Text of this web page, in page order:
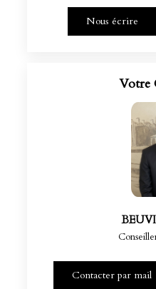
Nous écrire
Votre
Contacter par mail